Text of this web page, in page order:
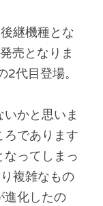
継機種とな
売となりま
代目登場。
かと思いま
ろであります
ってしまっ
複雑なもの
進化したの